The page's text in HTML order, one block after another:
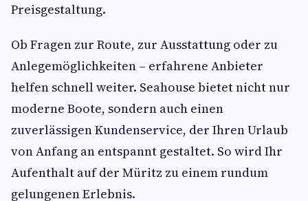
Preisgestaltung.
Ob Fragen zur Route, zur Ausstattung oder zu
Anlegemöglichkeiten – erfahrene Anbieter
helfen schnell weiter. Seahouse bietet nicht nur
moderne Boote, sondern auch einen
zuverlässigen Kundenservice, der Ihren Urlaub
von Anfang an entspannt gestaltet. So wird Ihr
Aufenthalt auf der Müritz zu einem rundum
gelungenen Erlebnis.